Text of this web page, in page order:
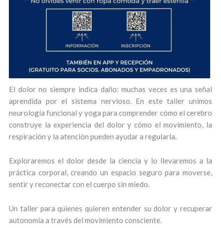
El dolor no siempre indica daño: muchas veces es una señal
aprendida por el sistema nervioso. En este taller unimos
neurología funcional y yoga para comprender cómo el cerebro
construye la experiencia del dolor y cómo el movimiento, la
respiración y la atención pueden ayudar a regularla.
Exploraremos el dolor desde la ciencia y lo llevaremos a la
práctica corporal, creando un espacio seguro para moverse,
sentir y reconectar con el cuerpo sin miedo.
Un taller para quienes quieren entender su dolor y recuperar
autonomía a través del movimiento consciente.